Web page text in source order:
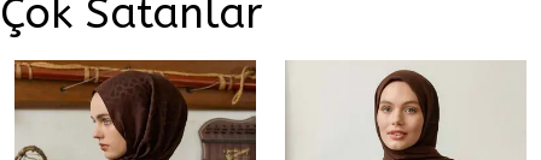
Çok Satanlar